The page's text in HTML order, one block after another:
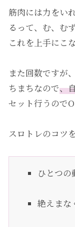
筋肉には力をい
るって、む、む
これを上手にこ
また回数ですが
ちまちなので、
セット行うので
スロトレのコツ
ひとつの
絶えまな